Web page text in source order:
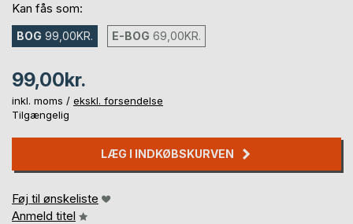
Kan fås som:
BOG 99,00KR. E-BOG 69,00KR.
99,00kr.
inkl. moms / ekskl. forsendelse
Tilgængelig
LÆG I INDKØBSKURVEN
Føj til ønskeliste
Anmeld titel